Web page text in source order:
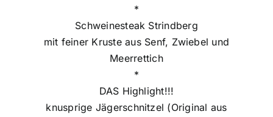
*
Schweinesteak Strindberg
mit feiner Kruste aus Senf, Zwiebel und
Meerrettich
*
DAS Highlight!!!
knusprige Jägerschnitzel (Original aus